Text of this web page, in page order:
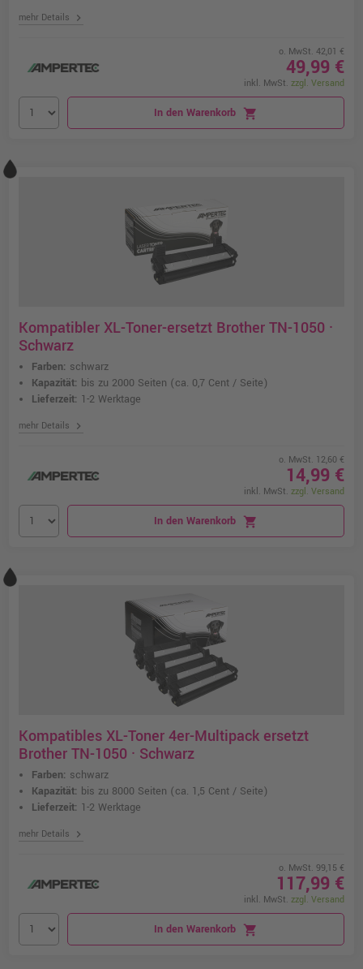
mehr Details chevron_right
o. MwSt. 42,01 €
49,99 €
inkl. MwSt. zzgl. Versand
In den Warenkorb shopping_cart
Kompatibler XL-Toner-ersetzt Brother TN-1050 ·
Schwarz
Farben: schwarz
Kapazität: bis zu 2000 Seiten (ca. 0,7 Cent / Seite)
Lieferzeit: 1-2 Werktage
mehr Details chevron_right
o. MwSt. 12,60 €
14,99 €
inkl. MwSt. zzgl. Versand
In den Warenkorb shopping_cart
Kompatibles XL-Toner 4er-Multipack ersetzt
Brother TN-1050 · Schwarz
Farben: schwarz
Kapazität: bis zu 8000 Seiten (ca. 1,5 Cent / Seite)
Lieferzeit: 1-2 Werktage
mehr Details chevron_right
o. MwSt. 99,15 €
117,99 €
inkl. MwSt. zzgl. Versand
In den Warenkorb shopping_cart